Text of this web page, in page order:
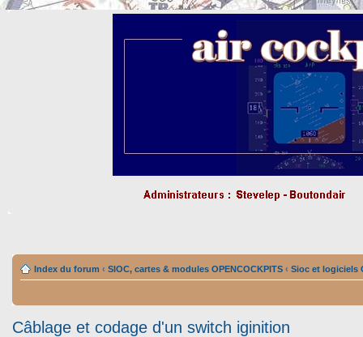
Index du forum ‹ SIOC, cartes & modules OPENCOCKPITS ‹ Sioc et logiciels
Câblage et codage d'un switch iginition